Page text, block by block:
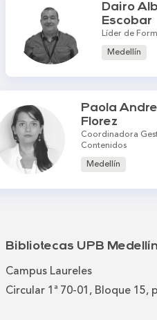
Dairo
Escobar
Líder de
Medellín
Paola
Florez
Coordinadora
Contenidos
Medellín
Bibliotecas UPB Medellín
Campus Laureles
Circular 1ª 70-01, Bloque 15,